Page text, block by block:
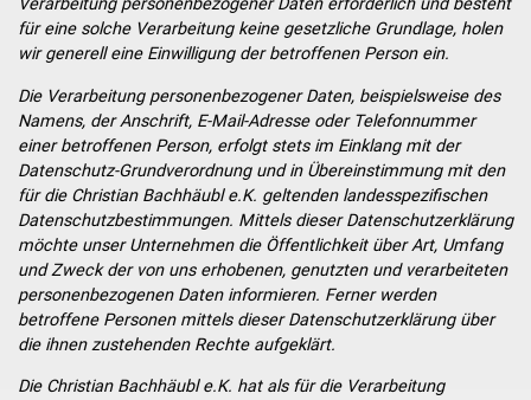
Verarbeitung personenbezogener Daten erforderlich und besteht
für eine solche Verarbeitung keine gesetzliche Grundlage, holen
wir generell eine Einwilligung der betroffenen Person ein.
Die Verarbeitung personenbezogener Daten, beispielsweise des
Namens, der Anschrift, E-Mail-Adresse oder Telefonnummer
einer betroffenen Person, erfolgt stets im Einklang mit der
Datenschutz-Grundverordnung und in Übereinstimmung mit den
für die Christian Bachhäubl e.K. geltenden landesspezifischen
Datenschutzbestimmungen. Mittels dieser Datenschutzerklärung
möchte unser Unternehmen die Öffentlichkeit über Art, Umfang
und Zweck der von uns erhobenen, genutzten und verarbeiteten
personenbezogenen Daten informieren. Ferner werden
betroffene Personen mittels dieser Datenschutzerklärung über
die ihnen zustehenden Rechte aufgeklärt.
Die Christian Bachhäubl e.K. hat als für die Verarbeitung